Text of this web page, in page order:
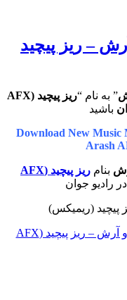
– ریز پیچید
” به نام “
ریز پیچید (AFX
باشید
Download New Music
Arash
بنام ریز پیچید
(AFX
در رادیو جوان
“دانلود آهنگ جدید مسیح و آرش – ریز پیچید (AFX